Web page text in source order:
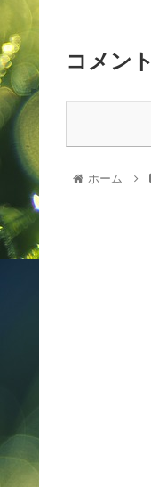
コメント
ホーム